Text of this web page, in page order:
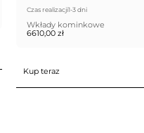
Czas realizacji1-3 dni
Wkłady kominkowe
6610,00 zł
Kup teraz